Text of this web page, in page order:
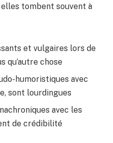
tombent souvent à
et vulgaires lors de
qu’autre chose
humoristiques avec
sont lourdingues
avec les
de crédibilité